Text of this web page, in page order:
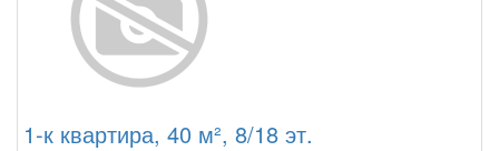
1-к квартира, 40 м², 8/18 эт.